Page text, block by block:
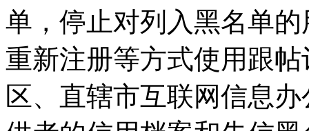
单，停止对列入黑名单
重新注册等方式使用跟
区、直辖市互联网信息